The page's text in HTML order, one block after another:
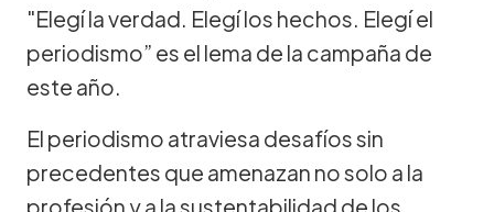
"Elegí la verdad. Elegí los hechos. Elegí el
periodismo” es el lema de la campaña de
este año.
El periodismo atraviesa desafíos sin
precedentes que amenazan no solo a la
profesión y a la sustentabilidad de los